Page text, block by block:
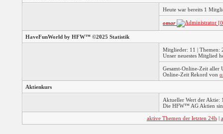
Heute war bereits 1
omar
HaveFunWorld by HFW™ ©2025 Statistik
Mitglieder: 11 | Themen:
Unser neuestes Mitglied
Gesamt-Online-Zeit aller
Online-Zeit Rekord von
Aktienkurs
Aktueller Wert der Aktie:
Die HFW™ AG Aktien
aktive Themen der letzten 24h |